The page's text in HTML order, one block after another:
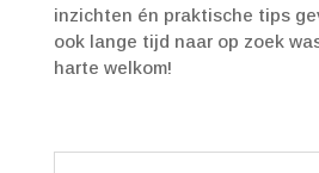
inzichten én praktische tips
ook lange tijd naar op zoek
harte welkom!